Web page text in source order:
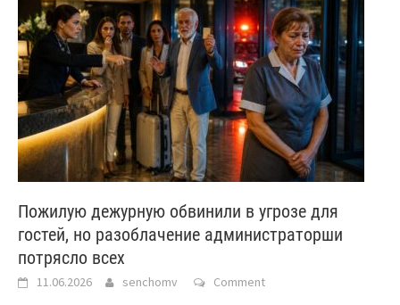
Пожилую дежурную обвинили в угрозе для
гостей, но разоблачение администраторши
потрясло всех
11.06.2026 senchomv Comment